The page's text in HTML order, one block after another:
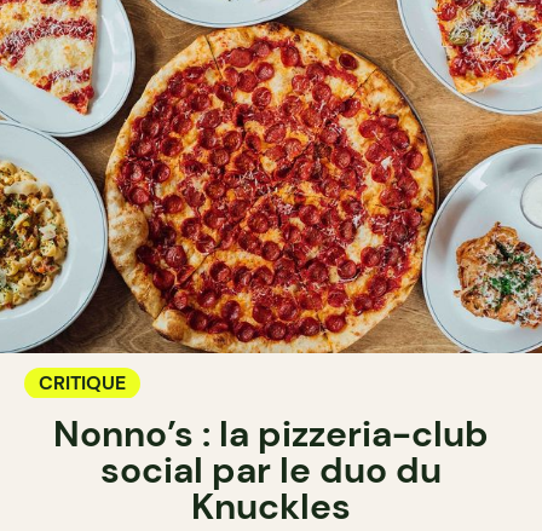
CRITIQUE
Nonno’s : la pizzeria-club
social par le duo du
Knuckles